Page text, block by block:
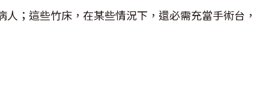
；這些竹床，在某些情況下，還必需充當手術台，